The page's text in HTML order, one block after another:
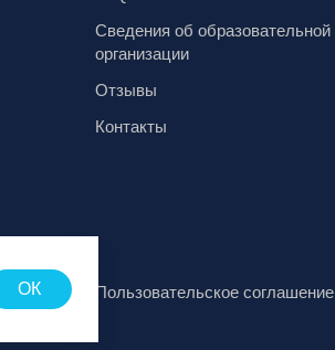
ОК
Сведения об образовательной
организации
Отзывы
Контакты
Пользовательское соглашение